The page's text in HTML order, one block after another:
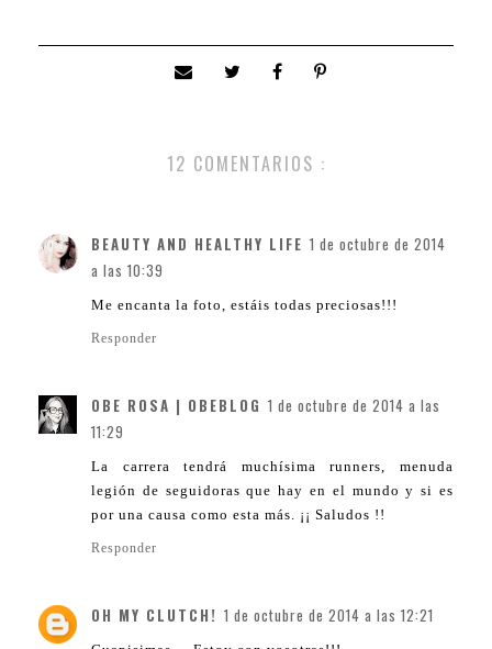
12 COMENTARIOS :
BEAUTY AND HEALTHY LIFE 1 de octubre de 2014
a las 10:39
Me encanta la foto, estáis todas preciosas!!!
Responder
OBE ROSA | OBEBLOG 1 de octubre de 2014 a las
11:29
La carrera tendrá muchísima runners, menuda
legión de seguidoras que hay en el mundo y si es
por una causa como esta más. ¡¡ Saludos !!
Responder
OH MY CLUTCH! 1 de octubre de 2014 a las 12:21